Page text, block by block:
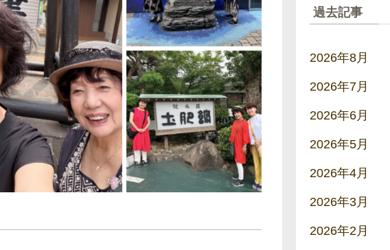
過去記事
2026年8月
2026年7月
2026年6月
2026年5月
2026年4月
2026年3月
2026年2月